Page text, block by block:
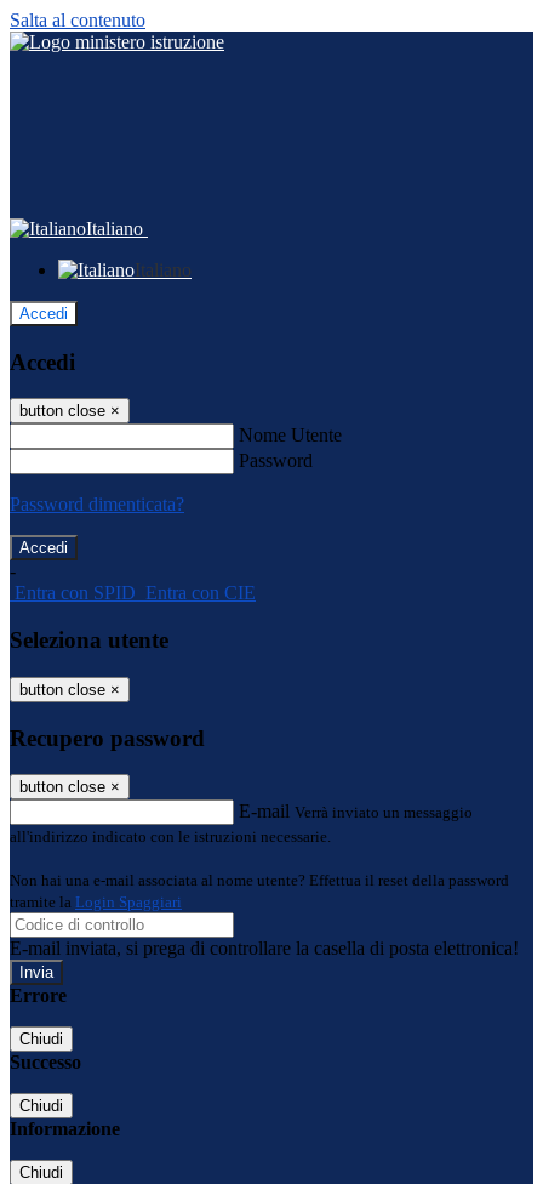
Salta al contenuto
Italiano
Italiano
Accedi
Accedi
button close ×
Nome Utente
Password
Password dimenticata?
-
Entra con SPID Entra con CIE
Seleziona utente
button close ×
Recupero password
button close ×
E-mail Verrà inviato un messaggio
all'indirizzo indicato con le istruzioni necessarie.
Non hai una e-mail associata al nome utente? Effettua il reset della password
tramite la Login Spaggiari
E-mail inviata, si prega di controllare la casella di posta elettronica!
Errore
Chiudi
Successo
Chiudi
Informazione
Chiudi